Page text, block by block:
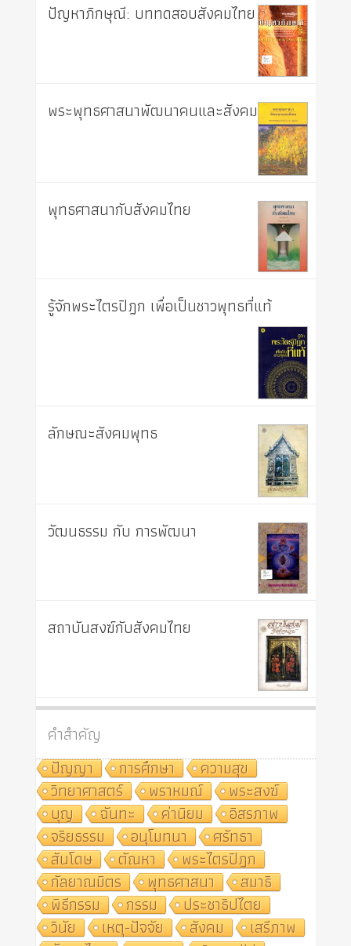
ปัญหาภิกษุณี: บททดสอบสังคมไทย
พระพุทธศาสนาพัฒนาคนและสังคม
พุทธศาสนากับสังคมไทย
รู้จักพระไตรปิฎก เพื่อเป็นชาวพุทธที่แท้
ลักษณะสังคมพุทธ
วัฒนธรรม กับ การพัฒนา
สถาบันสงฆ์กับสังคมไทย
คำสำคัญ
ปัญญา
การศึกษา
ความสุข
วิทยาศาสตร์
พราหมณ์
พระสงฆ์
บุญ
ฉันทะ ค่านิยม
อิสรภาพ
จริยธรรม
อนุโมทนา
ศรัทธา
สันโดษ
ตัณหา
พระไตรปิฎก
กัลยาณมิตร
พุทธศาสนา
สมาธิ
พิธีกรรม
กรรม
ประชาธิปไตย
วินัย
เหตุ-ปัจจัย สังคม
เสรีภาพ